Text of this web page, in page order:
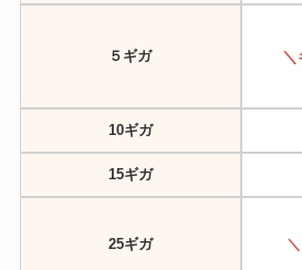
５ギガ
＼
10ギガ
15ギガ
25ギガ